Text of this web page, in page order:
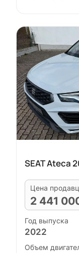
SEAT Ateca
Цена
2 441
Год выпуска
2022
Объем